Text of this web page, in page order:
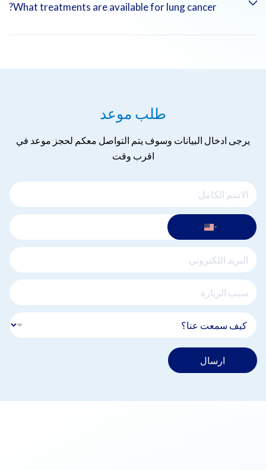
Lung cancer is diagnosed using imaging tests (X-rays, CT
genetic mutations.
What treatments are available for lung cancer?
طلب موعد
يرجى ادخال البيانات وسوف يتم التواصل معكم لحجز موعد في
اقرب وقت
ارسال